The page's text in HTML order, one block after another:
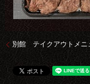
別館 テイクアウトメニ